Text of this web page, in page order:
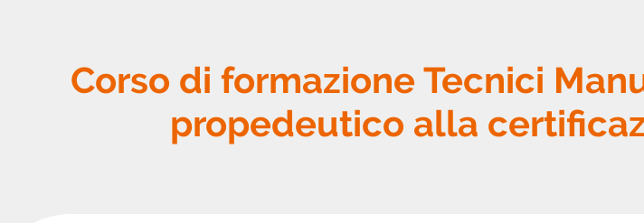
Corso di formazione Tecnici
propedeutico alla